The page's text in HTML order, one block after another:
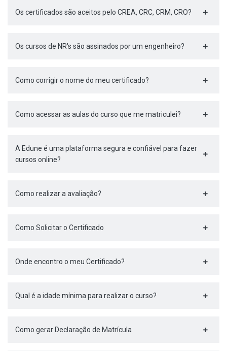
Os certificados são aceitos pelo CREA, CRC, CRM, CRO?
Os cursos de NR's são assinados por um engenheiro?
Como corrigir o nome do meu certificado?
Como acessar as aulas do curso que me matriculei?
A Edune é uma plataforma segura e confiável para fazer
cursos online?
Como realizar a avaliação?
Como Solicitar o Certificado
Onde encontro o meu Certificado?
Qual é a idade mínima para realizar o curso?
Como gerar Declaração de Matrícula